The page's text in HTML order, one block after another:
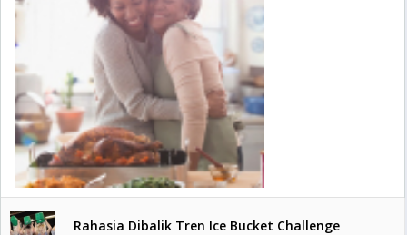
Rahasia Dibalik Tren Ice Bucket Challenge